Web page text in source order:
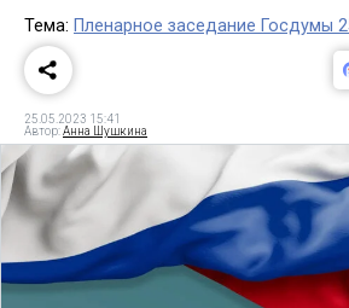
Тема: Пленарное заседание Госдумы
25.05.2023 15:41
Автор:Анна Шушкина